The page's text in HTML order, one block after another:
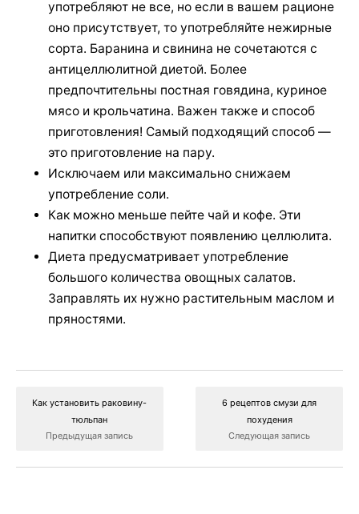
употребляют не все, но если в вашем рационе
оно присутствует, то употребляйте нежирные
сорта. Баранина и свинина не сочетаются с
антицеллюлитной диетой. Более
предпочтительны постная говядина, куриное
мясо и крольчатина. Важен также и способ
приготовления! Самый подходящий способ —
это приготовление на пару.
Исключаем или максимально снижаем
употребление соли.
Как можно меньше пейте чай и кофе. Эти
напитки способствуют появлению целлюлита.
Диета предусматривает употребление
большого количества овощных салатов.
Заправлять их нужно растительным маслом и
пряностями.
Как установить раковину-
тюльпан
Предыдущая запись
6 рецептов смузи для
похудения
Следующая запись